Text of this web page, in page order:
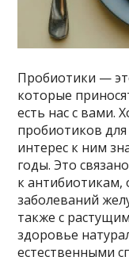
Пробиотики —
которые
есть нас с вами.
пробиотиков
интерес к ним
годы. Это
к антибиотикам,
заболеваний
также с
здоровье
естественными